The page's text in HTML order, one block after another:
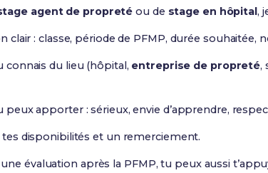
agent de propreté ou de stage en hôpital,
clair : classe, période de PFMP, durée souhaitée,
connais du lieu (hôpital, entreprise de propreté,
apporter : sérieux, envie d’apprendre,
disponibilités et un remerciement.
évaluation après la PFMP, tu peux aussi